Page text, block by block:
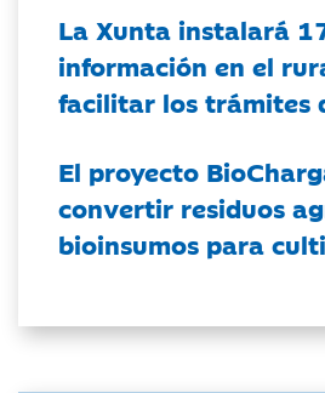
La Xunta instalará
información en el
facilitar los trámites
El proyecto
convertir residuos
bioinsumos para